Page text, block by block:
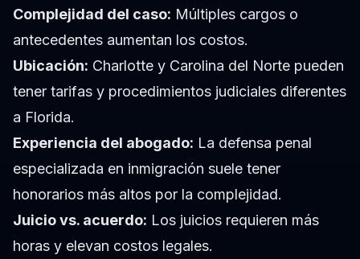
Complejidad del caso: Múltiples cargos o
antecedentes aumentan los costos.
Ubicación: Charlotte y Carolina del Norte pueden
tener tarifas y procedimientos judiciales diferentes
a Florida.
Experiencia del abogado: La defensa penal
especializada en inmigración suele tener
honorarios más altos por la complejidad.
Juicio vs. acuerdo: Los juicios requieren más
horas y elevan costos legales.